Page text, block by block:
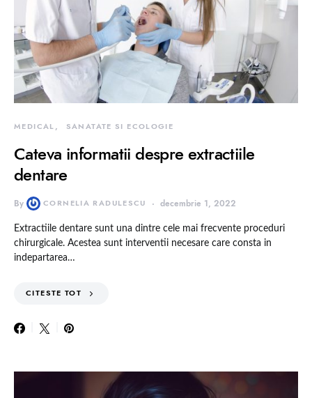
MEDICAL SANATATE SI ECOLOGIE
Cateva informatii despre extractiile
dentare
By CORNELIA RADULESCU decembrie 1, 2022
Extractiile dentare sunt una dintre cele mai frecvente proceduri
chirurgicale. Acestea sunt interventii necesare care consta in
indepartarea…
CITESTE TOT